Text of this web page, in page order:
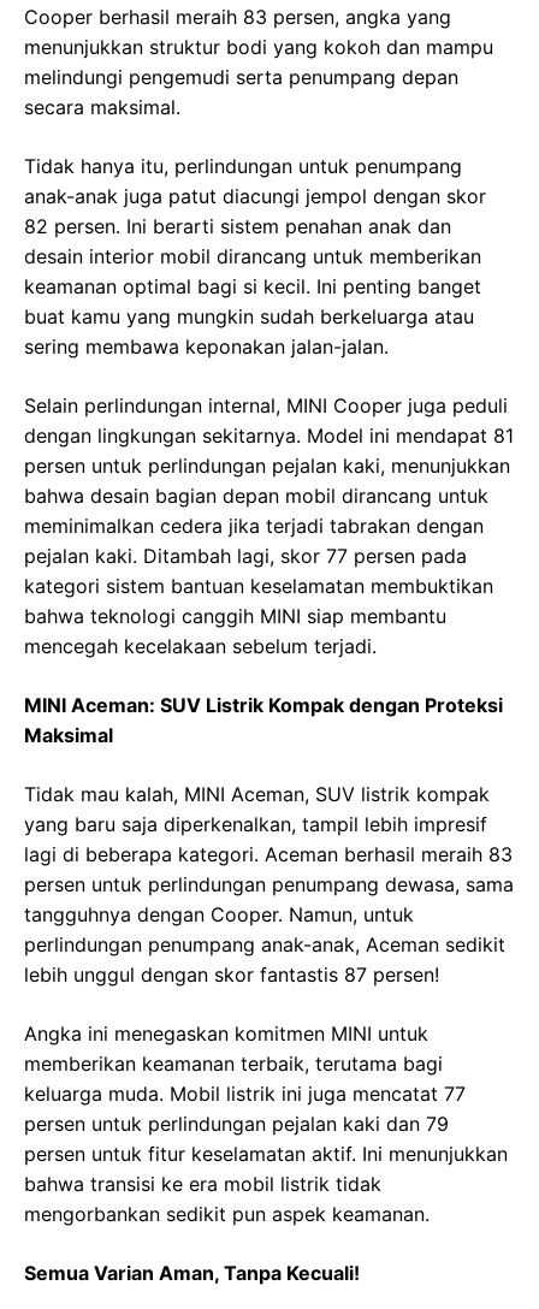
Cooper berhasil meraih 83 persen, angka yang
menunjukkan struktur bodi yang kokoh dan mampu
melindungi pengemudi serta penumpang depan
secara maksimal.
Tidak hanya itu, perlindungan untuk penumpang
anak-anak juga patut diacungi jempol dengan skor
82 persen. Ini berarti sistem penahan anak dan
desain interior mobil dirancang untuk memberikan
keamanan optimal bagi si kecil. Ini penting banget
buat kamu yang mungkin sudah berkeluarga atau
sering membawa keponakan jalan-jalan.
Selain perlindungan internal, MINI Cooper juga peduli
dengan lingkungan sekitarnya. Model ini mendapat 81
persen untuk perlindungan pejalan kaki, menunjukkan
bahwa desain bagian depan mobil dirancang untuk
meminimalkan cedera jika terjadi tabrakan dengan
pejalan kaki. Ditambah lagi, skor 77 persen pada
kategori sistem bantuan keselamatan membuktikan
bahwa teknologi canggih MINI siap membantu
mencegah kecelakaan sebelum terjadi.
MINI Aceman: SUV Listrik Kompak dengan Proteksi
Maksimal
Tidak mau kalah, MINI Aceman, SUV listrik kompak
yang baru saja diperkenalkan, tampil lebih impresif
lagi di beberapa kategori. Aceman berhasil meraih 83
persen untuk perlindungan penumpang dewasa, sama
tangguhnya dengan Cooper. Namun, untuk
perlindungan penumpang anak-anak, Aceman sedikit
lebih unggul dengan skor fantastis 87 persen!
Angka ini menegaskan komitmen MINI untuk
memberikan keamanan terbaik, terutama bagi
keluarga muda. Mobil listrik ini juga mencatat 77
persen untuk perlindungan pejalan kaki dan 79
persen untuk fitur keselamatan aktif. Ini menunjukkan
bahwa transisi ke era mobil listrik tidak
mengorbankan sedikit pun aspek keamanan.
Semua Varian Aman, Tanpa Kecuali!